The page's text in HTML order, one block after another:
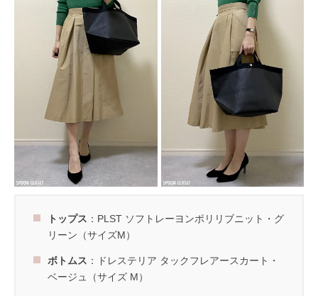
トップス ：PLST ソフトレーヨンポリリブニット・グ
リーン（サイズM）
ボトムス ：ドレステリア タックフレアースカート・
ベージュ（サイズ M）